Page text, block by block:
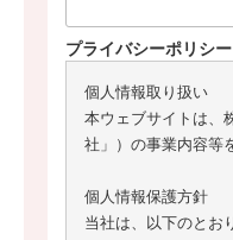
プライバシーポリシー
個人情報取り扱い
本ウェブサイトは、
社」）の事業内容等
個人情報保護方針
当社は、以下のとお